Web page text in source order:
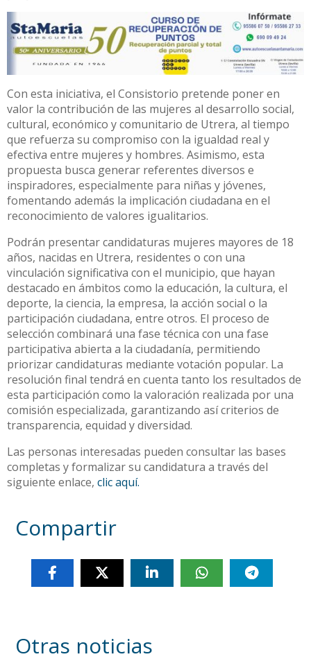
Con esta iniciativa, el Consistorio pretende poner en
valor la contribución de las mujeres al desarrollo social,
cultural, económico y comunitario de Utrera, al tiempo
que refuerza su compromiso con la igualdad real y
efectiva entre mujeres y hombres. Asimismo, esta
propuesta busca generar referentes diversos e
inspiradores, especialmente para niñas y jóvenes,
fomentando además la implicación ciudadana en el
reconocimiento de valores igualitarios.
Podrán presentar candidaturas mujeres mayores de 18
años, nacidas en Utrera, residentes o con una
vinculación significativa con el municipio, que hayan
destacado en ámbitos como la educación, la cultura, el
deporte, la ciencia, la empresa, la acción social o la
participación ciudadana, entre otros. El proceso de
selección combinará una fase técnica con una fase
participativa abierta a la ciudadanía, permitiendo
priorizar candidaturas mediante votación popular. La
resolución final tendrá en cuenta tanto los resultados de
esta participación como la valoración realizada por una
comisión especializada, garantizando así criterios de
transparencia, equidad y diversidad.
Las personas interesadas pueden consultar las bases
completas y formalizar su candidatura a través del
siguiente enlace, clic aquí.
Compartir
Otras noticias